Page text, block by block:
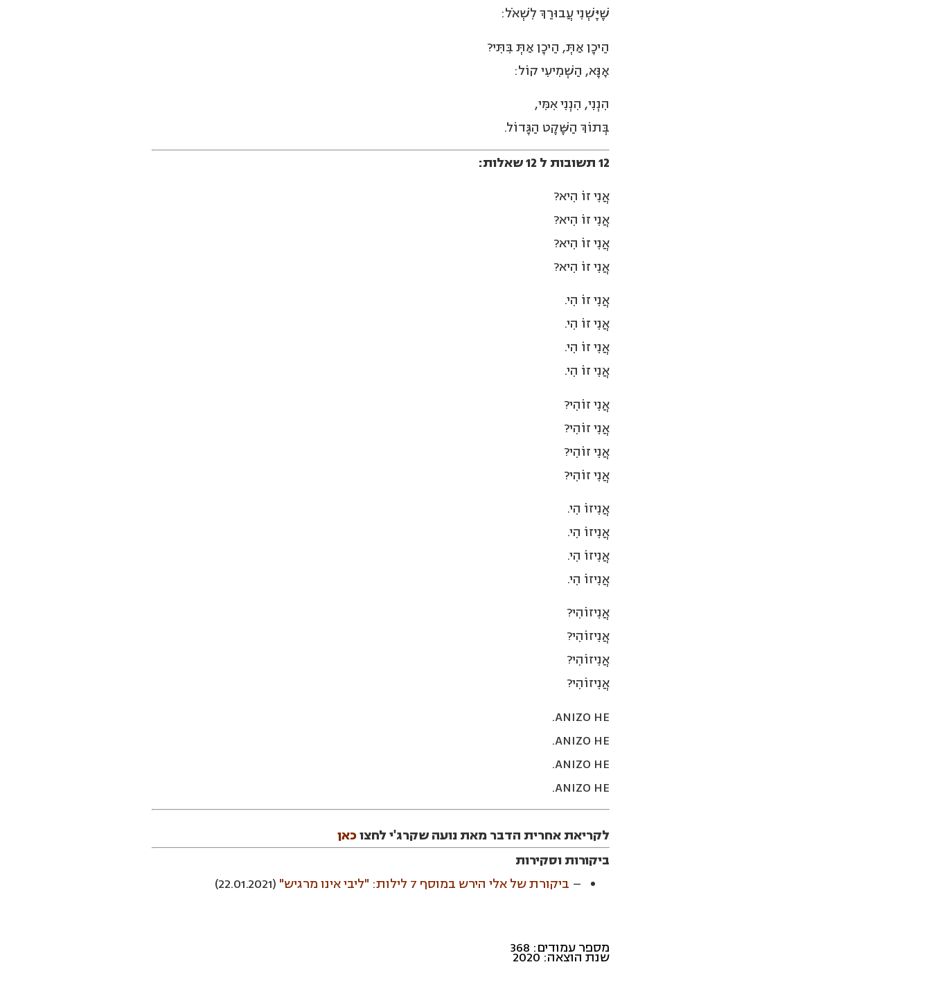
שֶׁיֶּשְׁנִי עֲבוּרֵךְ לִשְׁאֹל:
הֵיכָן אַתְּ, הֵיכָן אַתְּ בִּתִּי?
אָנָּא, הַשְׁמִיעִי קוֹל:
הִנְנִי, הִנְנִי אִמִּי,
בְּתוֹךְ הַשֶּׁקֶט הַגָּדוֹל.
12 תשובות ל 12 שאלות:
אֲנִי זוֹ הִיא?
אֲנִי זוֹ הִיא?
אֲנִי זוֹ הִיא?
אֲנִי זוֹ הִיא?
אֲנִי זוֹ הִי.
אֲנִי זוֹ הִי.
אֲנִי זוֹ הִי.
אֲנִי זוֹ הִי.
אֲנִי זוֹהִי?
אֲנִי זוֹהִי?
אֲנִי זוֹהִי?
אֲנִי זוֹהִי?
אֲנִיזוֹ הִי.
אֲנִיזוֹ הִי.
אֲנִיזוֹ הִי.
אֲנִיזוֹ הִי.
אֲנִיזוֹהִי?
אֲנִיזוֹהִי?
אֲנִיזוֹהִי?
אֲנִיזוֹהִי?
ANIZO HE.
ANIZO HE.
ANIZO HE.
ANIZO HE.
לקריאת אחרית הדבר מאת נועה שקרג'י לחצוכאן
ביקורות וסקירות
– ביקורת של אלי הירש במוסף 7 לילות: "ליבי אינו מרגיש" (22.01.2021)
מספר עמודים: 368
שנת הוצאה: 2020